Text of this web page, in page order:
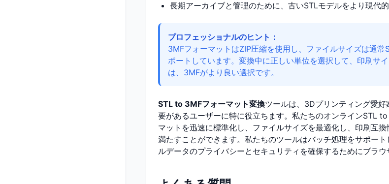
長期アーカイブと管理のために、古いSTLモデルをより現代
プロフェッショナルのヒント：
3MFフォーマットはZIP圧縮を使用し、ファイルサイズは通
ポートしています。変換中に正しい単位を選択して、印刷サ
は、3MFがより良い選択です。
STL to 3MFフォーマット変換ツールは、3Dプリンティング愛
要があるユーザーに特に役立ちます。私たちのオンラインSTL
マットを迅速に標準化し、ファイルサイズを最適化し、印刷互
満たすことができます。私たちのツールはバッチ処理をサポー
ルデータのプライバシーとセキュリティを確保するためにブラウ